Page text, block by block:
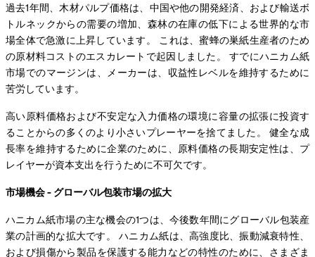
過去1年間、木材パルプ価格は、中国や他の開発経済、および輸送ボ
トルネックからの需要の増加、森林の在庫の低下による世界的な市
場全体で急激に上昇しています。 これは、蜜蜂の巣紙生産者のため
の原材料コストのエスカレートで起因しました。 すでにハニカム紙
市場でのマージンは、メーカーは、収益性レベルを維持するために
苦労しています。
高い原料価格および不安定な入力価格の環境に容量の拡張に投資す
ることからの多くのより小さいプレーヤーを捨てました。 健全な成
長率を維持するために企業のために、原料価格の長期安定性は、プ
レイヤーが資本支出を行うために不可欠です。
市場機会 - グローバル包装市場の拡大
ハニカム紙市場の主な機会の1つは、今後数年間にグローバル包装産
業の計画的な拡大です。 ハニカム紙は、高強度比、振動減衰特性、
および損傷から製品を保護する能力などの特性のために、さまざま